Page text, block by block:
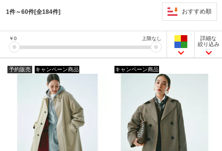
1件～60件[全184件] おすすめ順
￥0 上限なし
詳細な
絞り込み
予約販売 キャンペーン商品 キャンペーン商品